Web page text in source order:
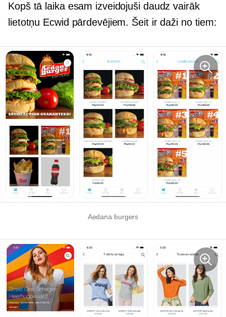
Kopš tā laika esam izveidojuši daudz vairāk
lietotņu Ecwid pārdevējiem. Šeit ir daži no tiem:
Aedana burgers